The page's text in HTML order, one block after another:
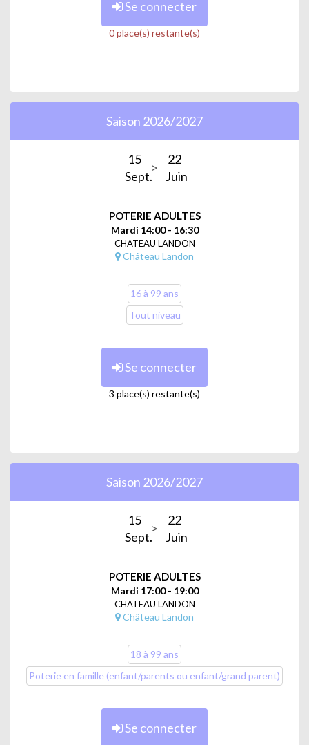
Se connecter
0 place(s) restante(s)
Saison 2026/2027
15
Sept.
22
Juin
POTERIE ADULTES
Mardi 14:00 - 16:30
CHATEAU LANDON
Château Landon
16 à 99 ans
Tout niveau
Se connecter
3 place(s) restante(s)
Saison 2026/2027
15
Sept.
22
Juin
POTERIE ADULTES
Mardi 17:00 - 19:00
CHATEAU LANDON
Château Landon
18 à 99 ans
Poterie en famille (enfant/parents ou enfant/grand parent)
Se connecter